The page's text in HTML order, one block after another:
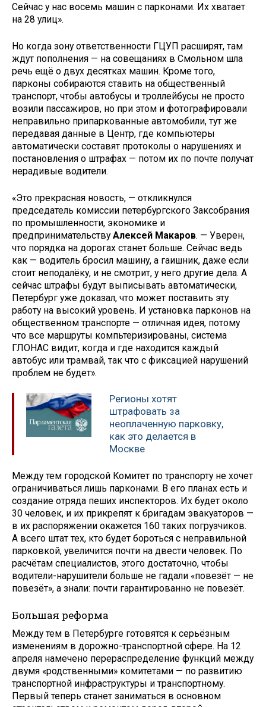
Сейчас у нас восемь машин с парконами. Их хватает
на 28 улиц».
Но когда зону ответственности ГЦУП расширят, там
ждут пополнения — на совещаниях в Смольном шла
речь ещё о двух десятках машин. Кроме того,
парконы собираются ставить на общественный
транспорт, чтобы автобусы и троллейбусы не просто
возили пассажиров, но при этом и фотографировали
неправильно припаркованные автомобили, тут же
передавая данные в Центр, где компьютеры
автоматически составят протоколы о нарушениях и
постановления о штрафах — потом их по почте получат
нерадивые водители.
«Это прекрасная новость, — откликнулся
председатель комиссии петербургского Заксобрания
по промышленности, экономике и
предпринимательствуАлексей Макаров. — Уверен,
что порядка на дорогах станет больше. Сейчас ведь
как — водитель бросил машину, а гаишник, даже если
стоит неподалёку, и не смотрит, у него другие дела. А
сейчас штрафы будут выписывать автоматически,
Петербург уже доказал, что может поставить эту
работу на высокий уровень. И установка парконов на
общественном транспорте — отличная идея, потому
что все маршруты компьтеризированы, система
ГЛОНАС видит, когда и где находится каждый
автобус или трамвай, так что с фиксацией нарушений
проблем не будет».
Регионы хотят
штрафовать за
неоплаченную парковку,
как это делается в
Москве
Между тем городской Комитет по транспорту не хочет
ограничиваться лишь парконами. В его планах есть и
создание отряда пеших инспекторов. Их будет около
30 человек, и их прикрепят к бригадам эвакуаторов —
в их распоряжении окажется 160 таких погрузчиков.
А всего штат тех, кто будет бороться с неправильной
парковкой, увеличится почти на двести человек. По
расчётам специалистов, этого достаточно, чтобы
водители-нарушители больше не гадали «повезёт — не
повезёт», а знали: почти гарантированно не повезёт.
Большая реформа
Между тем в Петербурге готовятся к серьёзным
изменениям в дорожно-транспортной сфере. На 12
апреля намечено перераспределение функций между
двумя «родственными» комитетами — по развитию
транспортной инфраструктуры и транспортному.
Первый теперь станет заниматься в основном